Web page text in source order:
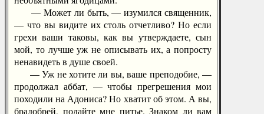
— Может ли быть, — изумился священник,
— что вы видите их столь отчетливо? Но если
грехи ваши таковы, как вы утверждаете, сын
мой, то лучше уж не описывать их, а попросту
ненавидеть в душе своей.
— Уж не хотите ли вы, ваше преподобие, —
продолжал аббат, — чтобы прегрешения мои
походили на Адониса? Но хватит об этом. А вы,
брадобрей, подайте мне питье. Знаком ли вам